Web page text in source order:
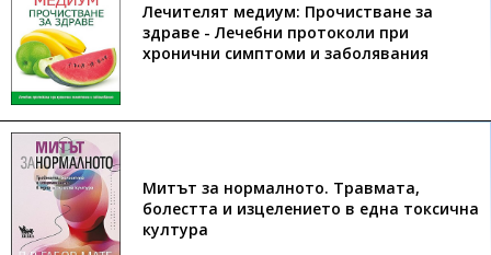
Лечителят медиум: Прочистване за
здраве - Лечебни протоколи при
хронични симптоми и заболявания
Митът за нормалното. Травмата,
болестта и изцелението в една токсична
култура